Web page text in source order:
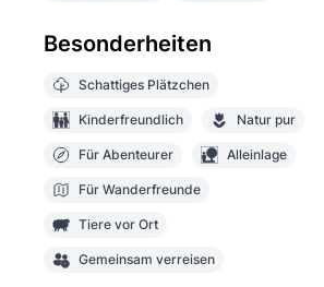
Besonderheiten
Schattiges Plätzchen
Kinderfreundlich Natur pur
Für Abenteurer Alleinlage
Für Wanderfreunde
Tiere vor Ort
Gemeinsam verreisen